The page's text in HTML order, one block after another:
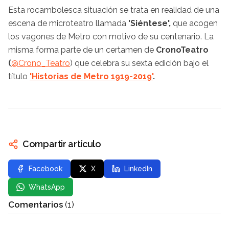
Esta rocambolesca situación se trata en realidad de una
escena de microteatro llamada 'Siéntese', que acogen
los vagones de Metro con motivo de su centenario. La
misma forma parte de un certamen de CronoTeatro
(@Crono_Teatro) que celebra su sexta edición bajo el
título 'Historias de Metro 1919-2019'.
Compartir artículo
Facebook X LinkedIn
WhatsApp
Comentarios (1)